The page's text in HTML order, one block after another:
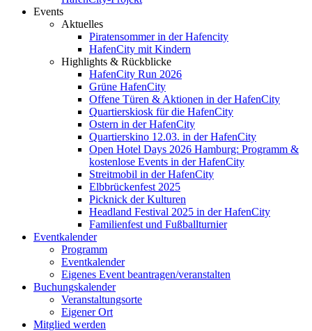
Events
Aktuelles
Piratensommer in der Hafencity
HafenCity mit Kindern
Highlights & Rückblicke
HafenCity Run 2026
Grüne HafenCity
Offene Türen & Aktionen in der HafenCity
Quartierskiosk für die HafenCity
Ostern in der HafenCity
Quartierskino 12.03. in der HafenCity
Open Hotel Days 2026 Hamburg: Programm &
kostenlose Events in der HafenCity
Streitmobil in der HafenCity
Elbbrückenfest 2025
Picknick der Kulturen
Headland Festival 2025 in der HafenCity
Familienfest und Fußballturnier
Eventkalender
Programm
Eventkalender
Eigenes Event beantragen/veranstalten
Buchungskalender
Veranstaltungsorte
Eigener Ort
Mitglied werden